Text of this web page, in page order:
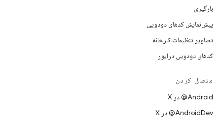
بارگیری
پیش‌نمایش کدهای دودویی
تصاویر تنظیمات کارخانه
کدهای دودویی درایور
متصل کردن
‫‎@Android در X
‫‎@AndroidDev در X